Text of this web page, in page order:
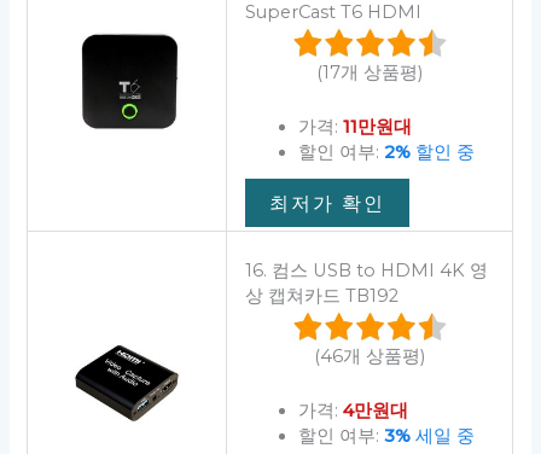
SuperCast T6 HDMI
(17개 상품평)
가격: 11만원대
할인 여부: 2%할인 중
최저가 확인
16. 컴스 USB to HDMI 4K 영
상 캡쳐카드 TB192
(46개 상품평)
가격: 4만원대
할인 여부: 3%세일 중